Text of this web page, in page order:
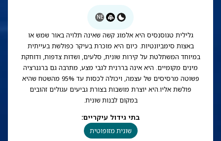
NE
גלילית טגוסנסיס היא אלמוג קשה שאינה תלויה באור שמש או
באצות סימביונטיות. כיום היא מוכרת בעיקר כפולשת בעייתית
במיוחד המשתלטת על קירות שונית, סלעים, ושדות צדפות, ודוחקת
מינים מקומיים. היא אינה בררנית לגבי מצע, מתרבה גם ברגנרציה
פשוטה מרסיסים של עצמה, ויכולה לכסות עד 95% מהשטח שהיא
פולשת אליו.היא יוצרת מושבות בצורת גביעים עגולים זהובים
במקום לבנות שונית.
בתי גידול עיקריים:
שונית מזופוטית